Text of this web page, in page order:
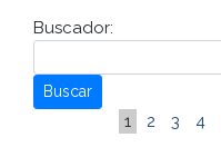
Buscador:
Buscar
1 2 3 4